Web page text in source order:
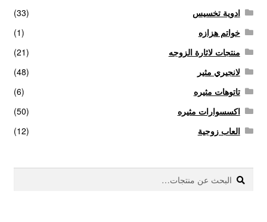
ادوية تخسيس
(33)
خواتم هزازه
(1)
منتجات لاثارة الزوجه
(21)
لانجيري مثير
(48)
تاتوهات مثيره
(6)
اكسسوارات مثيره
(50)
العاب زوجية
(12)
البحث
عن:
بحث